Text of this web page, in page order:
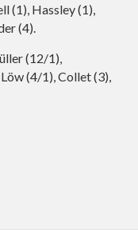
(1), Hassley (1),
(4).
(12/1),
(4/1), Collet (3),